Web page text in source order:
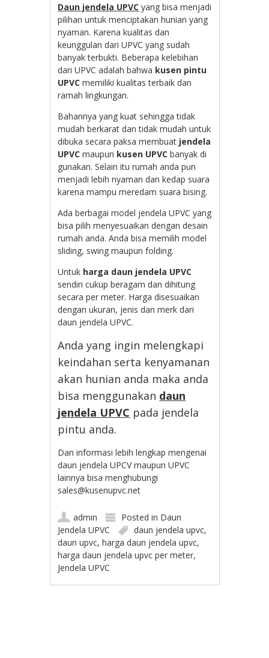
Daun jendela UPVC yang bisa menjadi
pilihan untuk menciptakan hunian yang
nyaman. Karena kualitas dan
keunggulan dari UPVC yang sudah
banyak terbukti. Beberapa kelebihan
dari UPVC adalah bahwa kusen pintu
UPVC memiliki kualitas terbaik dan
ramah lingkungan.
Bahannya yang kuat sehingga tidak
mudah berkarat dan tidak mudah untuk
dibuka secara paksa membuat jendela
UPVC maupun kusen UPVC banyak di
gunakan. Selain itu rumah anda pun
menjadi lebih nyaman dan kedap suara
karena mampu meredam suara bising.
Ada berbagai model jendela UPVC yang
bisa pilih menyesuaikan dengan desain
rumah anda. Anda bisa memilih model
sliding, swing maupun folding.
Untuk harga daun jendela UPVC
sendiri cukup beragam dan dihitung
secara per meter. Harga disesuaikan
dengan ukuran, jenis dan merk dari
daun jendela UPVC.
Anda yang ingin melengkapi
keindahan serta kenyamanan
akan hunian anda maka anda
bisa menggunakan daun
jendela UPVC pada jendela
pintu anda.
Dan informasi lebih lengkap mengenai
daun jendela UPCV maupun UPVC
lainnya bisa menghubungi
sales@kusenupvc.net
admin Posted in Daun
Jendela UPVC
daun jendela upvc,
daun upvc,harga daun jendela upvc,
harga daun jendela upvc per meter,
Jendela UPVC